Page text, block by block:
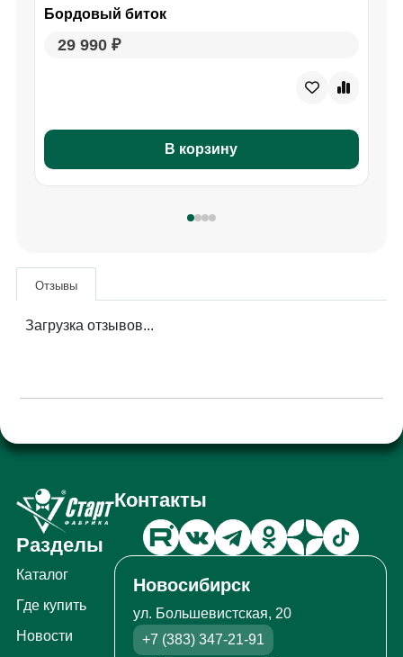
Бордовый биток
29 990 ₽
В корзину
Отзывы
Загрузка отзывов...
Разделы
Каталог
Где купить
Новости
Контакты
Новосибирск
ул. Большевистская, 20
+7 (383) 347-21-91